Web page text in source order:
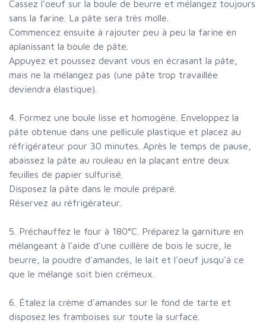
Cassez l'oeuf sur la boule de beurre et mélangez toujours
sans la farine. La pâte sera très molle.
Commencez ensuite à rajouter peu à peu la farine en
aplanissant la boule de pâte.
Appuyez et poussez devant vous en écrasant la pâte,
mais ne la mélangez pas (une pâte trop travaillée
deviendra élastique).
4. Formez une boule lisse et homogène. Enveloppez la
pâte obtenue dans une pellicule plastique et placez au
réfrigérateur pour 30 minutes. Après le temps de pause,
abaissez la pâte au rouleau en la plaçant entre deux
feuilles de papier sulfurisé.
Disposez la pâte dans le moule préparé.
Réservez au réfrigérateur.
5. Préchauffez le four à 180°C. Préparez la garniture en
mélangeant à l'aide d'une cuillère de bois le sucre, le
beurre, la poudre d'amandes, le lait et l'oeuf jusqu'à ce
que le mélange soit bien crémeux.
6. Étalez la crème d'amandes sur le fond de tarte et
disposez les framboises sur toute la surface.